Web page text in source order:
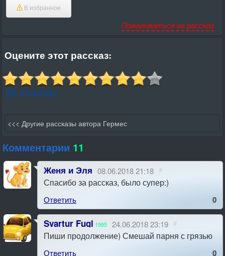
В избранное
Пожаловаться на рассказ
Оцените этот рассказ:
25 голосов
<<< Другие рассказы автора Гермес
Комментарии 11
Женя и Эля 08.06.2018 21:18 #
Спасибо за рассказ, было супер:)
Ответить 0
Svartur Fugl 1995 24.06.2018 23:19 #
Пиши продолжение) Смешай парня с грязью
Ответить 0